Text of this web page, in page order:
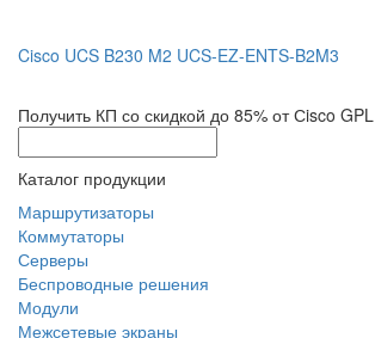
Cisco UCS B230 M2 UCS-EZ-ENTS-B2M3
Получить КП со скидкой до 85% от Сisco GPL
Каталог продукции
Маршрутизаторы
Коммутаторы
Серверы
Беспроводные решения
Модули
Межсетевые экраны